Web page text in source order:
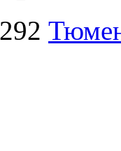
292